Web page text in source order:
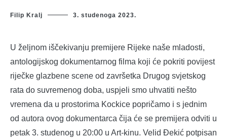
Filip Kralj 3. studenoga 2023.
U željnom iščekivanju premijere Rijeke naše mladosti,
antologijskog dokumentarnog filma koji će pokriti povijest
riječke glazbene scene od završetka Drugog svjetskog
rata do suvremenog doba, uspjeli smo uhvatiti nešto
vremena da u prostorima Kockice popričamo i s jednim
od autora ovog dokumentarca čija će se premijera odviti u
petak 3. studenog u 20:00 u Art-kinu. Velid Đekić potpisan